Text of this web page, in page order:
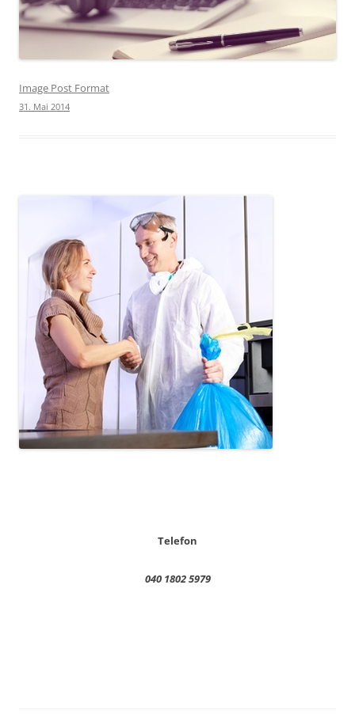
Image Post Format
31. Mai 2014
Telefon
040 1802 5979